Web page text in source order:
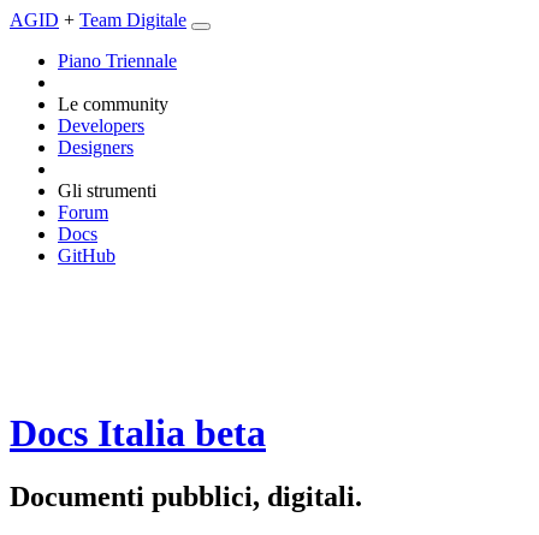
AGID + Team Digitale
Piano Triennale
Le community
Developers
Designers
Gli strumenti
Forum
Docs
GitHub
Docs Italia beta
Documenti pubblici, digitali.